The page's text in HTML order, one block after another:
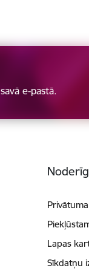
e-pastā.
Lapas
Sīkdatņu